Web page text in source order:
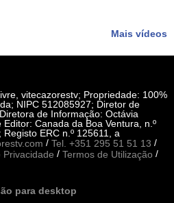
Mais vídeos
vitecazorestv; Propriedade: 100%
NIPC 512085927; Diretor de
de Informação: Octávia
Canada da Boa Ventura, n.º
ERC n.º 125611, a
/ Tel. +351 295 51 51 13 /
Privacidade / Termos de Utilização /
para desktop